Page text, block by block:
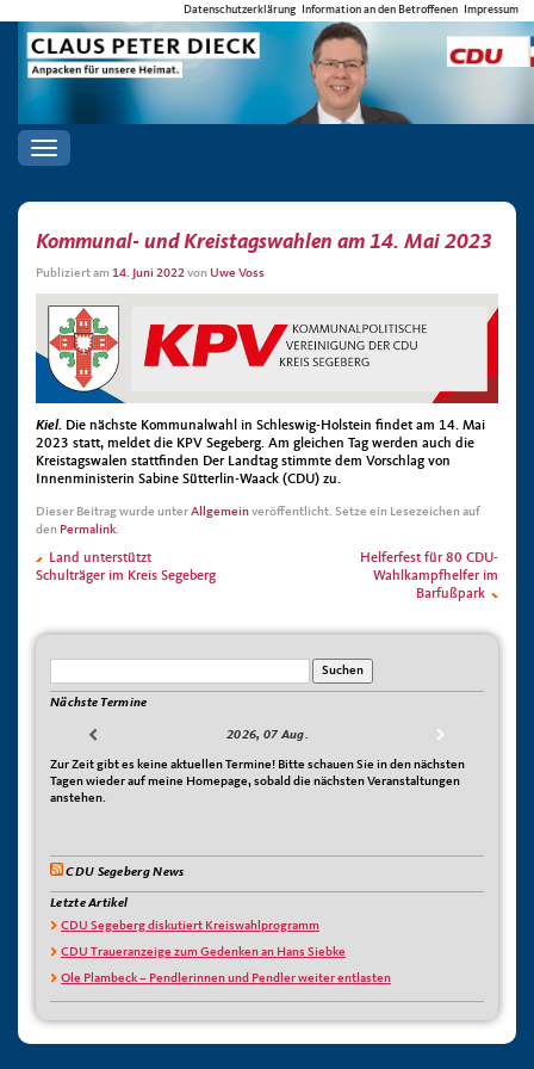
Datenschutzerklärung Information an den Betroffenen Impressum
Toggle
navigation
Kommunal- und Kreistagswahlen am 14. Mai 2023
Publiziert am 14. Juni 2022von Uwe Voss
Kiel. Die nächste Kommunalwahl in Schleswig-Holstein findet am 14. Mai
2023 statt, meldet die KPV Segeberg. Am gleichen Tag werden auch die
Kreistagswalen stattfinden Der Landtag stimmte dem Vorschlag von
Innenministerin Sabine Sütterlin-Waack (CDU) zu.
Dieser Beitrag wurde unterAllgemeinveröffentlicht. Setze ein Lesezeichen auf
den Permalink.
Land unterstützt
Schulträger im Kreis Segeberg
Helferfest für 80 CDU-
Wahlkampfhelfer im
Barfußpark
Nächste Termine
2026, 07 Aug.
Zur Zeit gibt es keine aktuellen Termine! Bitte schauen Sie in den nächsten
Tagen wieder auf meine Homepage, sobald die nächsten Veranstaltungen
anstehen.
CDU Segeberg News
Letzte Artikel
CDU Segeberg diskutiert Kreiswahlprogramm
CDU Traueranzeige zum Gedenken an Hans Siebke
Ole Plambeck – Pendlerinnen und Pendler weiter entlasten